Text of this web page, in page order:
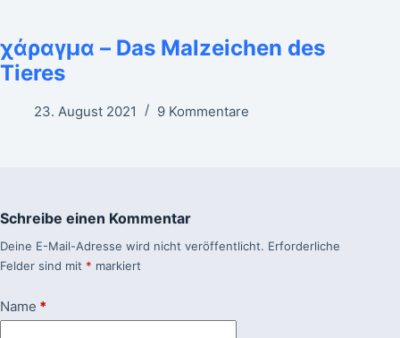
χάραγμα – Das Malzeichen des
Tieres
23. August 2021 9 Kommentare
Schreibe einen Kommentar
Deine E-Mail-Adresse wird nicht veröffentlicht. Erforderliche
Felder sind mit * markiert
Name *